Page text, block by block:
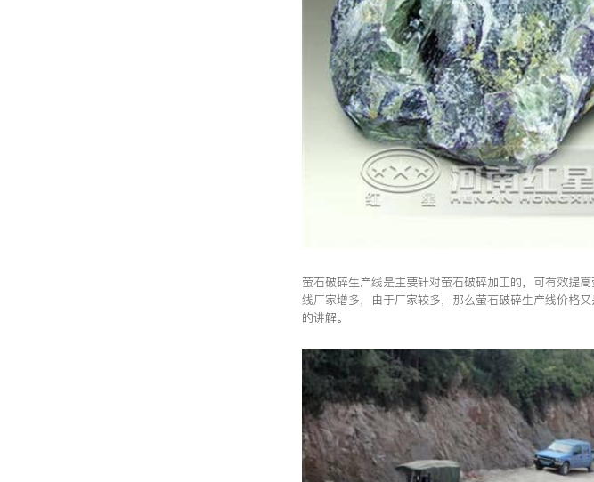
萤石破碎生产线是主要针对萤石破碎加工的，可有效提
线厂家增多，由于厂家较多，那么萤石破碎生产线价格
的讲解。